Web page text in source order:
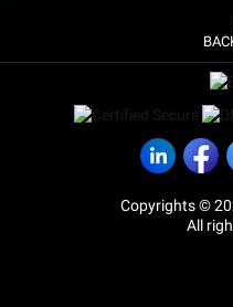
Copyrights ©
All